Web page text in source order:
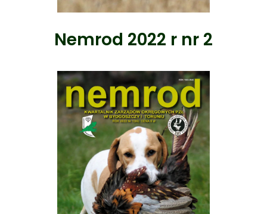
Nemrod 2022 r nr 2